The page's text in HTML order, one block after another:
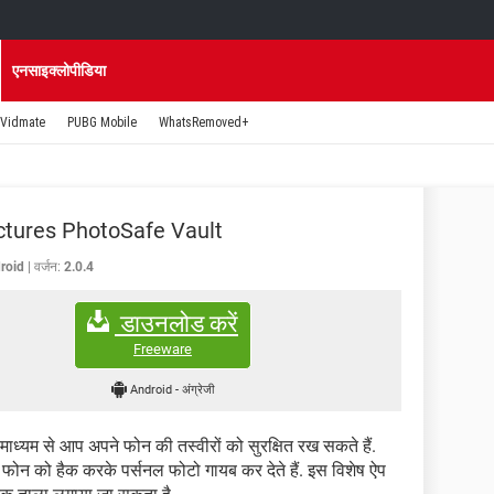
एनसाइक्लोपीडिया
Vidmate PUBG Mobile WhatsRemoved+
PhotoSafe Vault
वर्जन: 2.0.4
डाउनलोड करें
Freeware
Android-अंग्रेजी
से आप अपने फोन की तस्वीरों को सुरक्षित रख सकते हैं.
को हैक करके पर्सनल फोटो गायब कर देते हैं. इस विशेष ऐप